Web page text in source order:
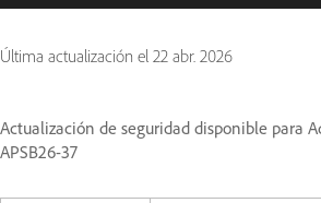
Última actualización el 22 abr. 2026
Actualización de seguridad disponible para
APSB26-37